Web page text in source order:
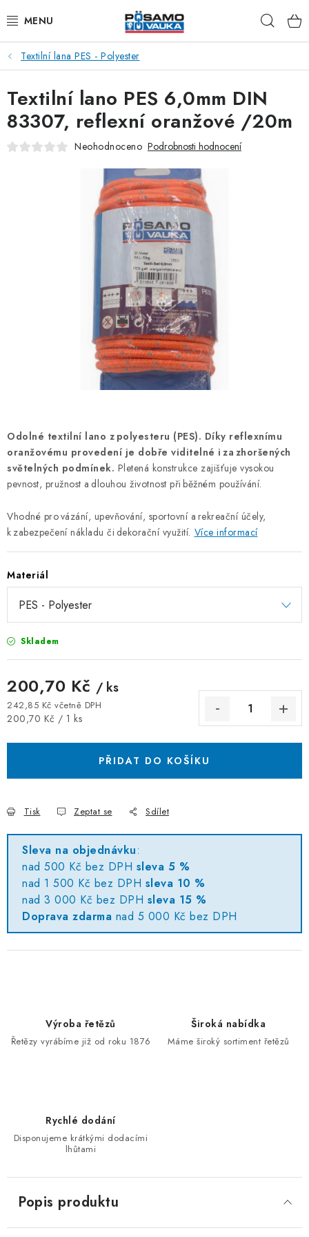
na
ŘETĚZY
LANA Z OCELI A NEREZI
PŘÍSLUŠENSTVÍ K LANŮM
NAPÍNACÍ ŠROUBY
TŘMENY A ZÁVĚSNÁ OKA
OTOČNÁ OKA A OBRTLÍKY
KLÍČOVÉ KROUŽKY
S - HÁČKY
NOUZOVÉ ČLÁNKY
ZÁVLAČKY
TEXTILNÍ LANA
Textilní lana PES - Polyester
Odolné textilní lano z polyesteru (PES). Díky reflexnímu
oranžovému provedení je dobře viditelné i za zhoršených
světelných podmínek. Pletená konstrukce zajišťuje vysokou
pevnost, pružnost a dlouhou životnost při běžném používání.
Vhodné pro vázání, upevňování, sportovní a rekreační účely,
k zabezpečení nákladu či dekorační využití. Více informací
Materiál
Skladem
200,70 Kč / ks
242,85 Kč včetně DPH
Měrná cena:
200,70 Kč / 1 ks
PŘIDAT DO KOŠÍKU
Tisk Zeptat se Sdílet
Sleva na objednávku:
nad 500 Kč bez DPH sleva 5 %
nad 1 500 Kč bez DPH sleva 10 %
nad 3 000 Kč bez DPH sleva 15 %
Doprava zdarma nad 5 000 Kč bez DPH
Textilní lano PES 6,0mm DIN
83307, reflexní oranžové /20m
Neohodnoceno Podrobnosti hodnocení
Výroba řetězů
Řetězy vyrábíme již od roku 1876
Široká nabídka
Máme široký sortiment řetězů
Rychlé dodání
Disponujeme krátkými dodacími
lhůtami
Popis produktu